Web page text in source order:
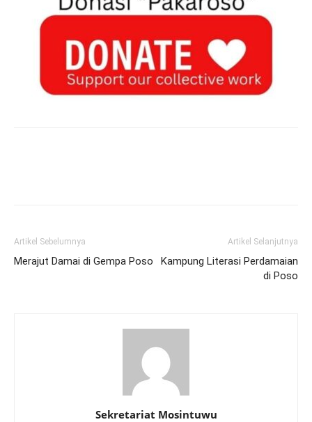
Artikel Sebelumnya
Merajut Damai di Gempa Poso
Artikel Selanjutnya
Kampung Literasi Perdamaian
di Poso
Sekretariat Mosintuwu